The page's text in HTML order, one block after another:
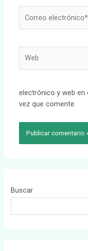
electrónico*
electrónico y web en
vez que comente.
Buscar